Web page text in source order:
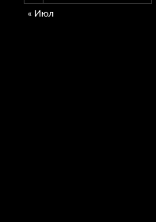
« Июл